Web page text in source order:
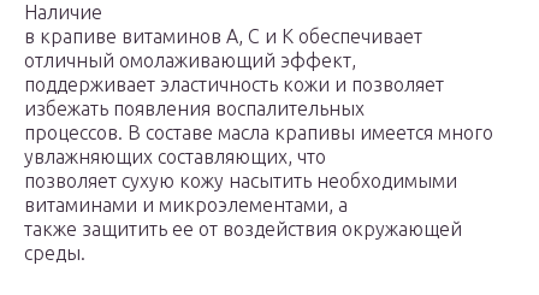
Наличие
в крапиве витаминов А, С и К обеспечивает
отличный омолаживающий эффект,
поддерживает эластичность кожи и позволяет
избежать появления воспалительных
процессов. В составе масла крапивы имеется много
увлажняющих составляющих, что
позволяет сухую кожу насытить необходимыми
витаминами и микроэлементами, а
также защитить ее от воздействия окружающей
среды.